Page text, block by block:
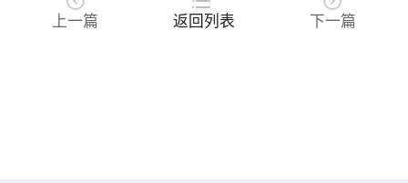
上一篇 返回列表 下一篇